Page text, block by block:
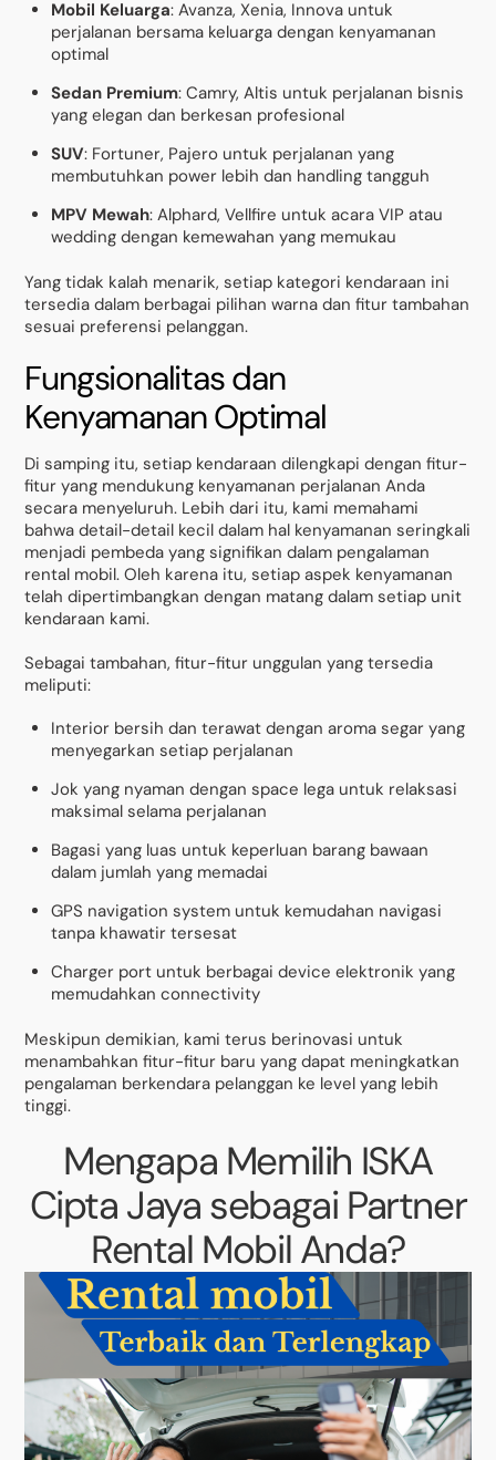
Mobil Keluarga: Avanza, Xenia, Innova untuk
perjalanan bersama keluarga dengan kenyamanan
optimal
Sedan Premium: Camry, Altis untuk perjalanan bisnis
yang elegan dan berkesan profesional
SUV: Fortuner, Pajero untuk perjalanan yang
membutuhkan power lebih dan handling tangguh
MPV Mewah: Alphard, Vellfire untuk acara VIP atau
wedding dengan kemewahan yang memukau
Yang tidak kalah menarik, setiap kategori kendaraan ini
tersedia dalam berbagai pilihan warna dan fitur tambahan
sesuai preferensi pelanggan.
Fungsionalitas dan
Kenyamanan Optimal
Di samping itu, setiap kendaraan dilengkapi dengan fitur-
fitur yang mendukung kenyamanan perjalanan Anda
secara menyeluruh. Lebih dari itu, kami memahami
bahwa detail-detail kecil dalam hal kenyamanan seringkali
menjadi pembeda yang signifikan dalam pengalaman
rental mobil. Oleh karena itu, setiap aspek kenyamanan
telah dipertimbangkan dengan matang dalam setiap unit
kendaraan kami.
Sebagai tambahan, fitur-fitur unggulan yang tersedia
meliputi:
Interior bersih dan terawat dengan aroma segar yang
menyegarkan setiap perjalanan
Jok yang nyaman dengan space lega untuk relaksasi
maksimal selama perjalanan
Bagasi yang luas untuk keperluan barang bawaan
dalam jumlah yang memadai
GPS navigation system untuk kemudahan navigasi
tanpa khawatir tersesat
Charger port untuk berbagai device elektronik yang
memudahkan connectivity
Meskipun demikian, kami terus berinovasi untuk
menambahkan fitur-fitur baru yang dapat meningkatkan
pengalaman berkendara pelanggan ke level yang lebih
tinggi.
Mengapa Memilih ISKA
Cipta Jaya sebagai Partner
Rental Mobil Anda?